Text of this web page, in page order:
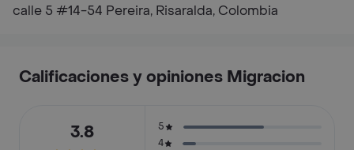
calle 5 #14-54 Pereira, Risaralda, Colombia
Calificaciones y opiniones Migracion
3.8
5
4